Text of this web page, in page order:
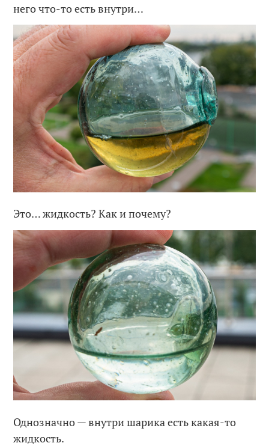
него что-то есть внутри…
Это… жидкость? Как и почему?
Однозначно — внутри шарика есть какая-то
жидкость.